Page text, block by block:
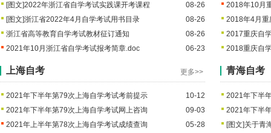
[图文]2022年浙江省自学考试实践课开考课程
08-26
[图文]浙江省2022年4月自学考试用书目录
08-26
浙江省高等教育自学考试教材征订通知
08-26
2021年10月浙江省自学考试报考简章.doc
06-23
2018年10月
2018年4月重
2017重庆自
2018重庆自
上海自考 更多>>
2021年下半年第79次上海自学考试考前提示
10-12
2021年下半年第79次上海自学考试网上咨询
09-03
2021年上半年第78次上海自学考试成绩查询
05-28
青海自考
2021年下半
2021年下半
[图文]关于青